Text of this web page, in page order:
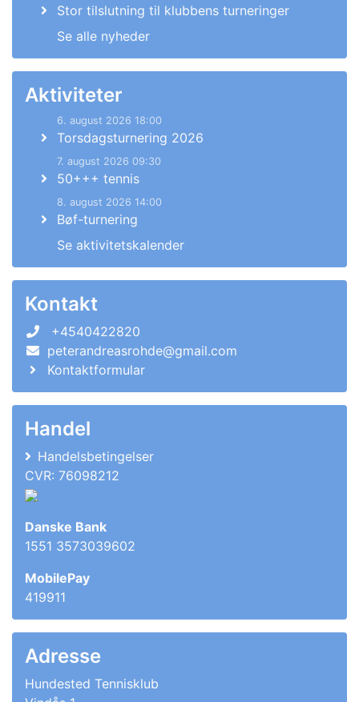
Stor tilslutning til klubbens turneringer
Se alle nyheder
Aktiviteter
6. august 2026 18:00
Torsdagsturnering 2026
7. august 2026 09:30
50+++ tennis
8. august 2026 14:00
Bøf-turnering
Se aktivitetskalender
Kontakt
+4540422820
peterandreasrohde@gmail.com
Kontaktformular
Handel
Handelsbetingelser
CVR: 76098212
Danske Bank
1551 3573039602
MobilePay
419911
Adresse
Hundested Tennisklub